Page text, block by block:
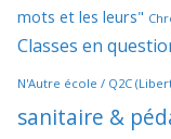
mots et les leurs"
Classes en
N'Autre école / Q2C
sanitaire &